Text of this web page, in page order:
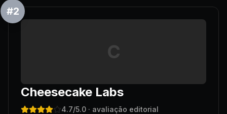
#2
C
Cheesecake Labs
4.7/5.0 · avaliação editorial